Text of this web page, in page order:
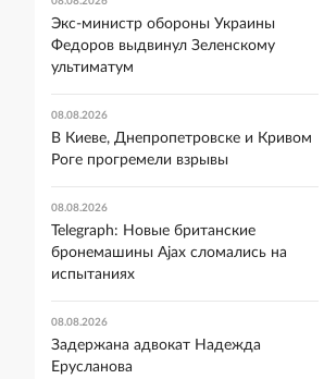
Экс-министр обороны Украины
Федоров выдвинул Зеленскому
ультиматум
08.08.2026
В Киеве, Днепропетровске и Кривом
Роге прогремели взрывы
08.08.2026
Telegraph: Новые британские
бронемашины Ajax сломались на
испытаниях
08.08.2026
Задержана адвокат Надежда
Ерусланова